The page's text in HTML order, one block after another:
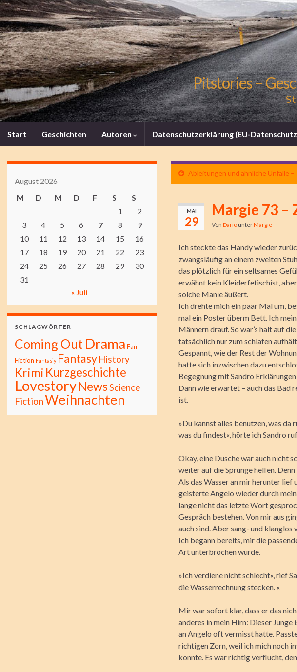
Pitstories –
Start Geschichten Autoren Datenschutzerklärung (EU-
Ableitungen und ähnliche Unfälle –
MAI
29
Margie 73 –
Von DariounterMargie
Ich steckte das Handy wieder
zwangsläufig an einem zweiten
das plötzlich für ein seltsames
erwähnt kein Kleiderfetischist,
solche Manie äußert.
Ich drehte mich ein paar Mal um,
mal ein Poster überm Bett. Ich
Männern drauf. So war’s halt auf
tatsächlich nur zum schlafen
Gespannt, wie der Rest der
hatte sich inzwischen dazu
Begegnung mit Sandro
Dann wie erwartet – auch das Bad
ist.
»Du kannst alles benutzen, was da
was du findest«, hörte ich Sandro
Okay, eine Dusche war auch nicht
weiter auf die Sprünge helfen.
Als das Wasser an mir herunter
geisterte Angelo wieder durch
lange nicht das letzte Wort
Gespräch bestehen. Von mir aus
auch sind. Aber sang- und
Ich begann bereits, mir die
Art unterbrochen wurde.
»Ich verdiene nicht schlecht«, rief
die Wasserrechnung stecken. «
Mir war sofort klar, dass er das
anderes in mein Hirn: Dieser Junge
an Angelo oft vermisst hatte.
richtigen Zorn, weil ich mich noch
konnte. Es war richtig verflucht,
August 2026
M
D M D F S
S
1
2
3
4 5 6 7 8
9
10
11 12 13 14 15
16
17
18 19 20 21 22
23
24
25 26 27 28 29
30
31
« Juli
SCHLAGWÖRTER
Coming OutDrama Fan
Fiction Fantasiy Fantasy History
Krimi Kurzgeschichte
LovestoryNewsScience
FictionWeihnachten